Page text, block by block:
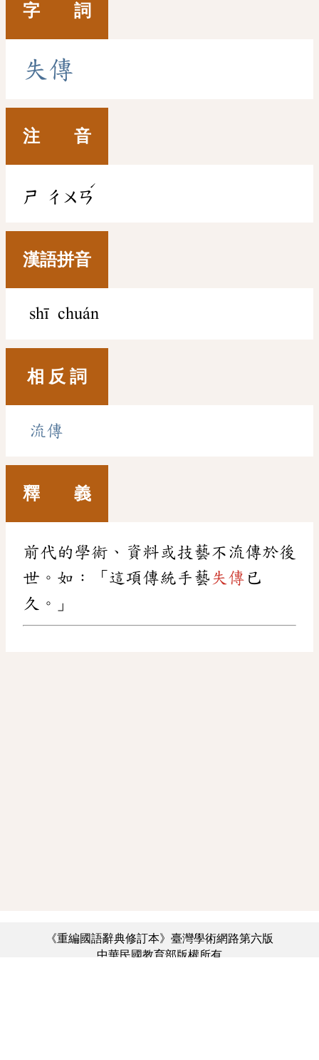
字 詞
失 傳
注 音
ㄕ ㄔㄨㄢ
ˊ
漢語拼音
shī chuán
相 反 詞
流傳
釋 義
前代的學術、資料或技藝不流傳於後
世。如：「這項傳統手藝 失傳 已
久。」
《重編國語辭典修訂本》臺灣學術網路第六版
中華民國教育部版權所有